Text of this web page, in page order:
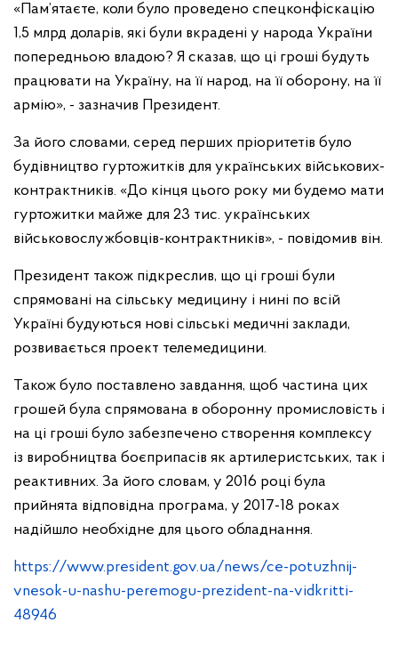
«Пам’ятаєте, коли було проведено спецконфіскацію
1,5 млрд доларів, які були вкрадені у народа України
попередньою владою? Я сказав, що ці гроші будуть
працювати на Україну, на її народ, на її оборону, на її
армію», - зазначив Президент.
За його словами, серед перших пріоритетів було
будівництво гуртожитків для українських військових-
контрактників. «До кінця цього року ми будемо мати
гуртожитки майже для 23 тис. українських
військовослужбовців-контрактників», - повідомив він.
Президент також підкреслив, що ці гроші були
спрямовані на сільську медицину і нині по всій
Україні будуються нові сільські медичні заклади,
розвивається проект телемедицини.
Також було поставлено завдання, щоб частина цих
грошей була спрямована в оборонну промисловість і
на ці гроші було забезпечено створення комплексу
із виробництва боєприпасів як артилеристських, так і
реактивних. За його словам, у 2016 році була
прийнята відповідна програма, у 2017-18 роках
надійшло необхідне для цього обладнання.
https://www.president.gov.ua/news/ce-potuzhnij-
vnesok-u-nashu-peremogu-prezident-na-vidkritti-
48946